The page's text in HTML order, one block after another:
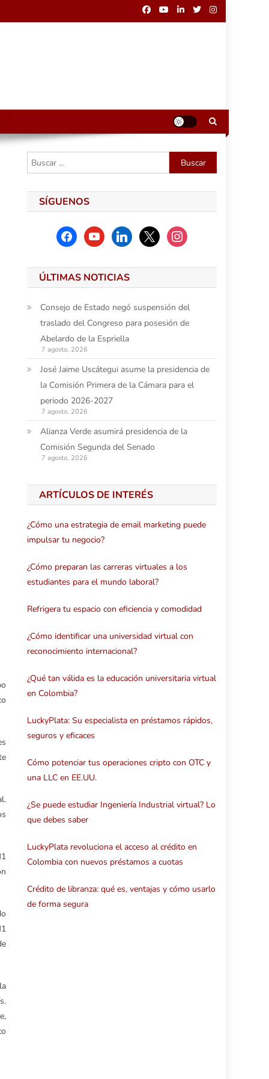
Buscar:
SÍGUENOS
facebookyoutubelinkedinx instagram
ÚLTIMAS NOTICIAS
Consejo de Estado negó suspensión del
traslado del Congreso para posesión de
Abelardo de la Espriella
7 agosto, 2026
José Jaime Uscátegui asume la presidencia de
la Comisión Primera de la Cámara para el
periodo 2026-2027
7 agosto, 2026
Alianza Verde asumirá presidencia de la
Comisión Segunda del Senado
7 agosto, 2026
ARTÍCULOS DE INTERÉS
¿Cómo una estrategia de email marketing puede
impulsar tu negocio?
¿Cómo preparan las carreras virtuales a los
estudiantes para el mundo laboral?
Refrigera tu espacio con eficiencia y comodidad
¿Cómo identificar una universidad virtual con
reconocimiento internacional?
¿Qué tan válida es la educación universitaria virtual
en Colombia?
LuckyPlata: Su especialista en préstamos rápidos,
seguros y eficaces
Cómo potenciar tus operaciones cripto con OTC y
una LLC en EE.UU.
¿Se puede estudiar Ingeniería Industrial virtual? Lo
que debes saber
LuckyPlata revoluciona el acceso al crédito en
Colombia con nuevos préstamos a cuotas
Crédito de libranza: qué es, ventajas y cómo usarlo
de forma segura